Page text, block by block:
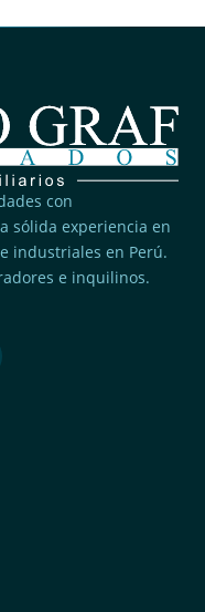
con
sólida experiencia en
industriales en Perú.
e inquilinos.